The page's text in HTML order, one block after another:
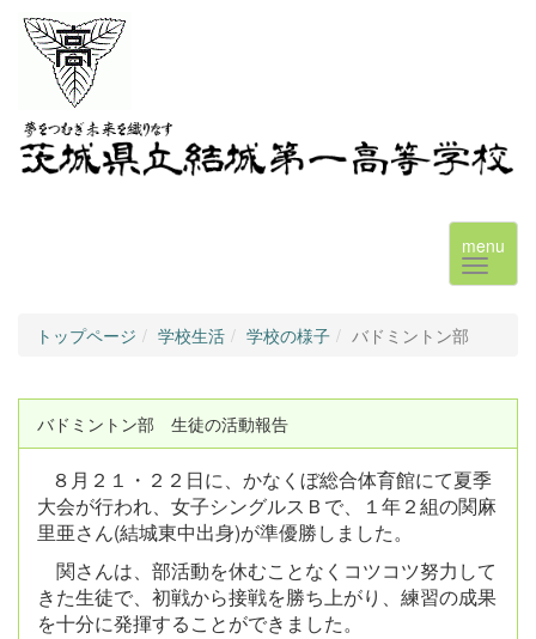
menu
トップページ 学校生活 学校の様子 バドミントン部
バドミントン部 生徒の活動報告
８月２１・２２日に、かなくぼ総合体育館にて夏季
大会が行われ、 女子シングルスＢで、１年２組の関麻
里亜さん(結城東中出身)が準優勝しました。
関さんは、部活動を休むことなくコツコツ努力して
きた生徒で、初戦から接戦を勝ち上がり、練習の成果
を十分に発揮することができました。